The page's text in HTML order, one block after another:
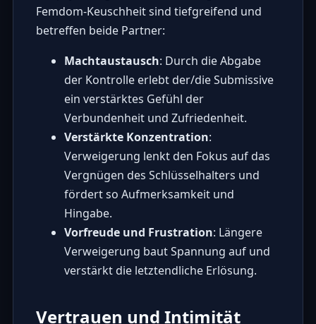
Femdom-Keuschheit sind tiefgreifend und
betreffen beide Partner:
Machtaustausch: Durch die Abgabe
der Kontrolle erlebt der/die Submissive
ein verstärktes Gefühl der
Verbundenheit und Zufriedenheit.
Verstärkte Konzentration:
Verweigerung lenkt den Fokus auf das
Vergnügen des Schlüsselhalters und
fördert so Aufmerksamkeit und
Hingabe.
Vorfreude und Frustration: Längere
Verweigerung baut Spannung auf und
verstärkt die letztendliche Erlösung.
Vertrauen und Intimität